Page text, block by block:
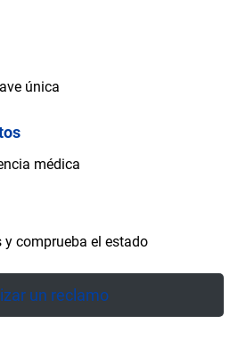
única
médica
y comprueba el estado
un reclamo